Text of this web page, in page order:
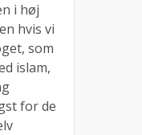
i høj
hvis vi
som
islam,
for de